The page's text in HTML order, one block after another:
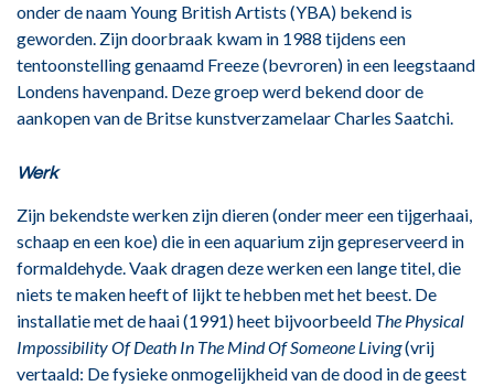
onder de naam Young British Artists (YBA) bekend is
geworden. Zijn doorbraak kwam in 1988 tijdens een
tentoonstelling genaamd Freeze (bevroren) in een leegstaand
Londens havenpand. Deze groep werd bekend door de
aankopen van de Britse kunstverzamelaar Charles Saatchi.
Werk
Zijn bekendste werken zijn dieren (onder meer een tijgerhaai,
schaap en een koe) die in een aquarium zijn gepreserveerd in
formaldehyde. Vaak dragen deze werken een lange titel, die
niets te maken heeft of lijkt te hebben met het beest. De
installatie met de haai (1991) heet bijvoorbeeld The Physical
Impossibility Of Death In The Mind Of Someone Living(vrij
vertaald: De fysieke onmogelijkheid van de dood in de geest